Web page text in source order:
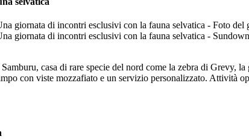
casa di rare specie del nord come la zebra di Grevy,
con viste mozzafiato e un servizio personalizzato. Attività